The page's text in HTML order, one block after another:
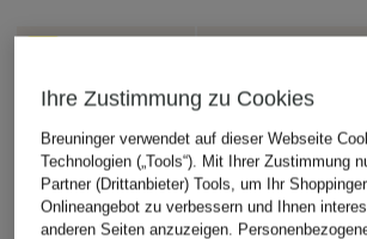
Ihre Zustimmung zu Cookies
Breuninger verwendet auf dieser Webseite
Technologien („Tools“). Mit Ihrer Zustimmung
Partner (Drittanbieter) Tools, um Ihr
Onlineangebot zu verbessern und Ihnen
anderen Seiten anzuzeigen.